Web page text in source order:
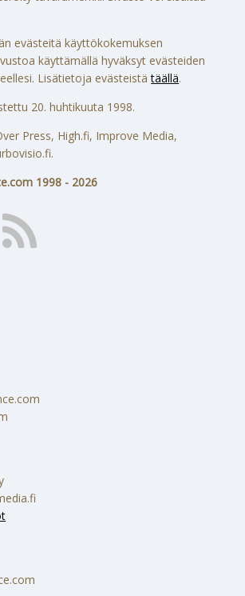
evästeitä käyttökokemuksen
käyttämällä hyväksyt evästeiden
Lisätietoja evästeistätäällä.
20. huhtikuuta 1998.
Press, High.fi, Improve Media,
1998 - 2026